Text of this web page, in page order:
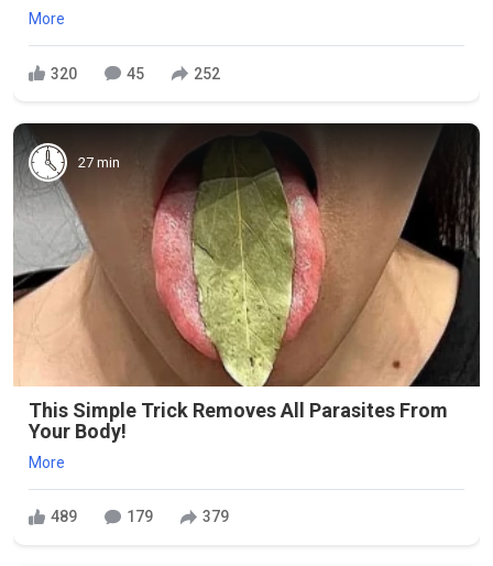
More
320 45 252
27 min
This Simple Trick Removes All Parasites From
Your Body!
More
489 179 379